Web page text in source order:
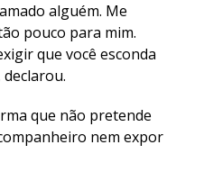
alguém. Me
pouco para mim.
que você esconda
declarou.
que não pretende
nem expor